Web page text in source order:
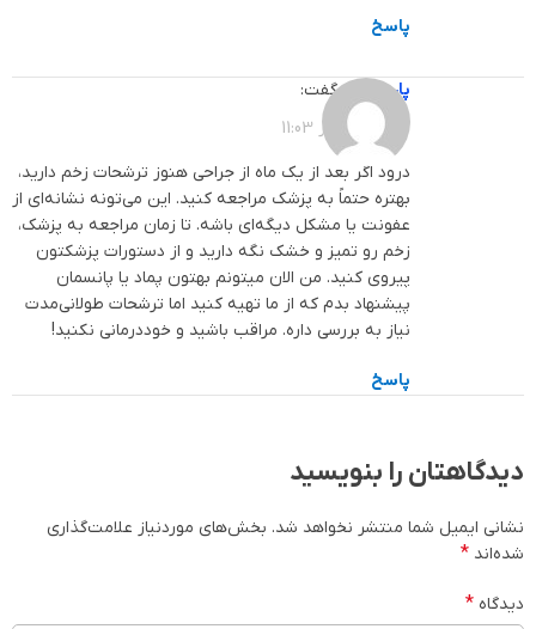
پاسخ
پارساطب
گفت:
1403-11-13 در 11:03
درود اگر بعد از یک ماه از جراحی هنوز ترشحات زخم دارید،
بهتره حتماً به پزشک مراجعه کنید. این می‌تونه نشانه‌ای از
عفونت یا مشکل دیگه‌ای باشه. تا زمان مراجعه به پزشک،
زخم رو تمیز و خشک نگه دارید و از دستورات پزشکتون
پیروی کنید. من الان میتونم بهتون پماد یا پانسمان
پیشنهاد بدم که از ما تهیه کنید اما ترشحات طولانی‌مدت
نیاز به بررسی داره. مراقب باشید و خوددرمانی نکنید!
پاسخ
دیدگاهتان را بنویسید
نشانی ایمیل شما منتشر نخواهد شد. بخش‌های موردنیاز علامت‌گذاری
شده‌اند *
دیدگاه *